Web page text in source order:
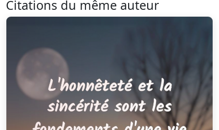
Citations du même auteur